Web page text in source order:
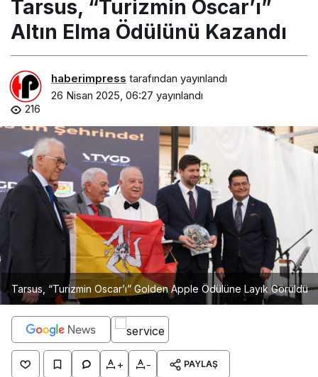
Tarsus, “Turizmin Oscar’ı”
Altın Elma Ödülünü Kazandı
haberimpress tarafından yayınlandı
26 Nisan 2025, 06:27 yayınlandı
216
Tarsus, “Turizmin Oscar’ı” Golden Apple Ödülüne Layık Görüldü
+ - PAYLAŞ